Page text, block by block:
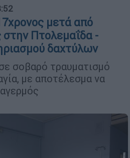
μετά από
στην Πτολεμαΐδα -
δαχτύλων
σοβαρό τραυματισμό
με αποτέλεσμα να